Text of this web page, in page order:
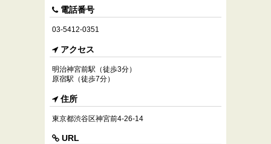
電話番号
03-5412-0351
アクセス
明治神宮前駅（徒歩3分）
原宿駅（徒歩7分）
住所
東京都渋谷区神宮前4-26-14
URL